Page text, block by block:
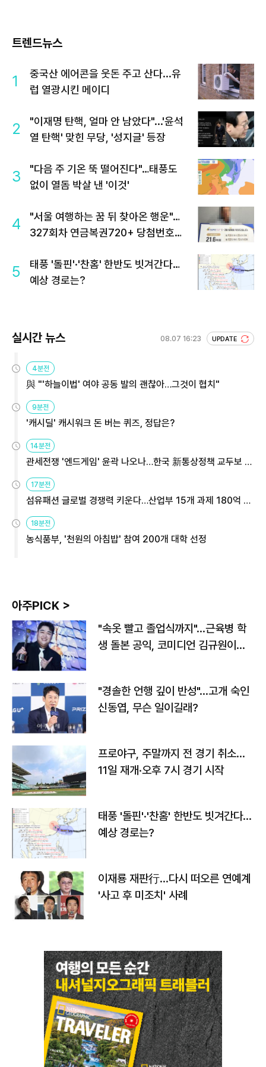
트렌드뉴스
1
중국산 에어콘을 웃돈 주고 산다...유
럽 열광시킨 메이디
2
"이재명 탄핵, 얼마 안 남았다"...'윤석
열 탄핵' 맞힌 무당, '성지글' 등장
3
"다음 주 기온 뚝 떨어진다"…태풍도
없이 열돔 박살 낸 '이것'
4
"서울 여행하는 꿈 뒤 찾아온 행운"…
327회차 연금복권720+ 당첨번호조
5
태풍 '돌핀'·'찬홈' 한반도 빗겨간다…
예상 경로는?
실시간 뉴스 08.07 16:23 UPDATE
4분전
與 "'하늘이법' 여야 공동 발의 괜찮아…그것이 협치"
9분전
'캐시딜' 캐시워크 돈 버는 퀴즈, 정답은?
14분전
관세전쟁 '엔드게임' 윤곽 나오나…한국 新통상정책 교두보 활
17분전
섬유패션 글로벌 경쟁력 키운다…산업부 15개 과제 180억 지
18분전
농식품부, '천원의 아침밥' 참여 200개 대학 선정
아주PICK >
"속옷 빨고 졸업식까지"…근육병 학
생 돌본 공익, 코미디언 김규원이었
"경솔한 언행 깊이 반성"…고개 숙인
신동엽, 무슨 일이길래?
프로야구, 주말까지 전 경기 취소…
11일 재개·오후 7시 경기 시작
태풍 '돌핀'·'찬홈' 한반도 빗겨간다…
예상 경로는?
이재룡 재판行…다시 떠오른 연예계
'사고 후 미조치' 사례